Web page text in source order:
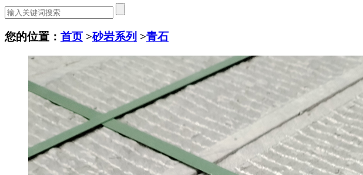
您的位置： 首页 >砂岩系列 >青石